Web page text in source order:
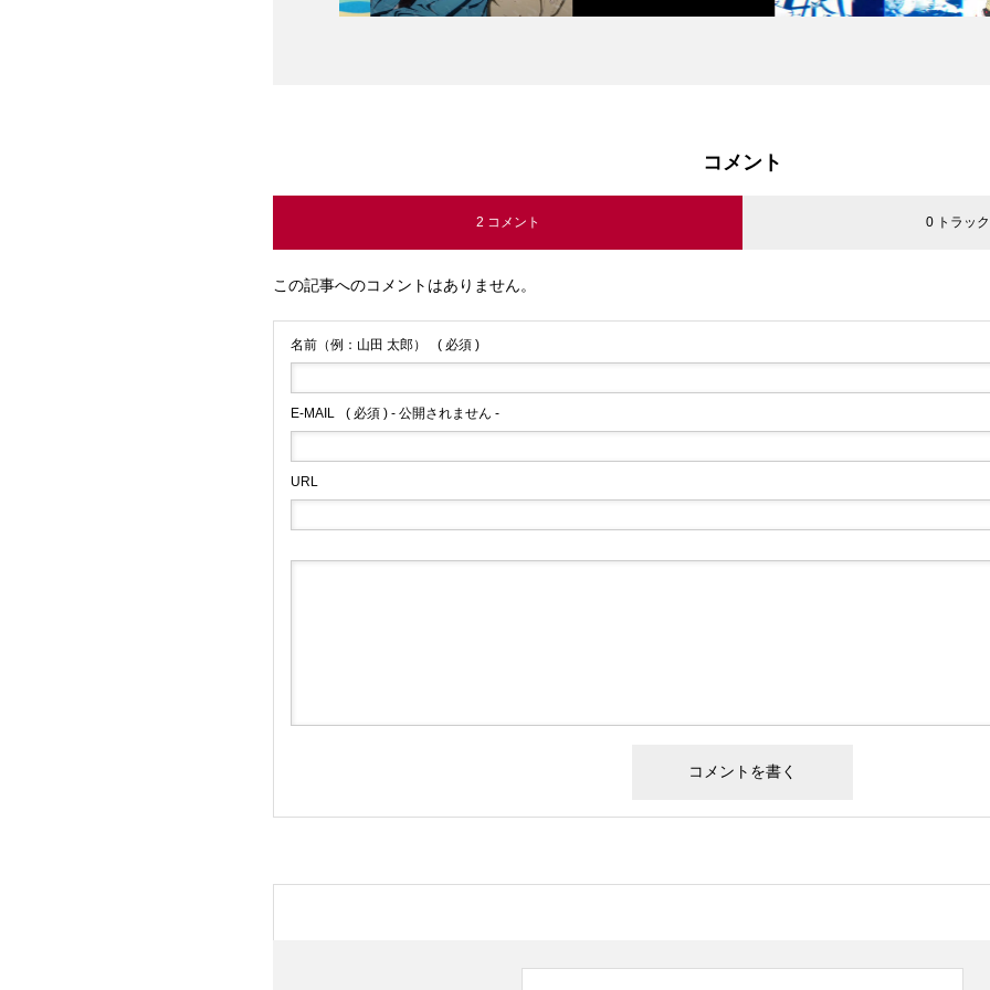
コメント
2 コメント 0 トラッ
この記事へのコメントはありません。
名前（例：山田 太郎） ( 必須 )
E-MAIL ( 必須 ) - 公開されません -
URL